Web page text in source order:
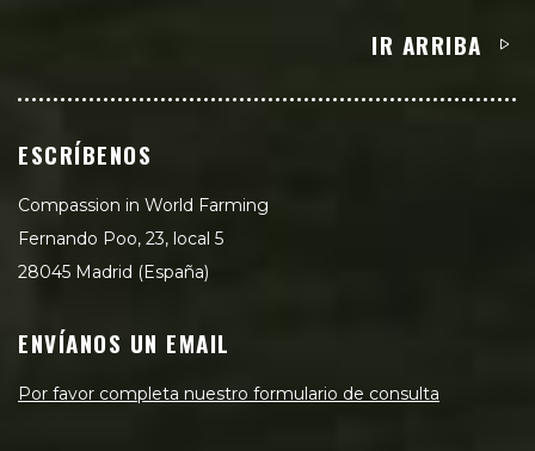
IR ARRIBA
ESCRÍBENOS
Compassion in World Farming
Fernando Poo, 23, local 5
28045 Madrid (España)
ENVÍANOS UN EMAIL
Por favor completa nuestro formulario de consulta